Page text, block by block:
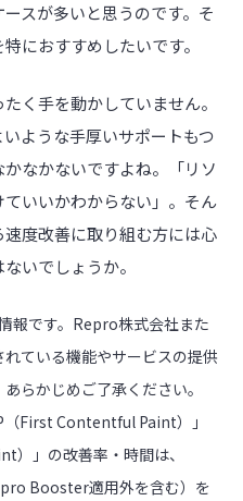
スが多いと思うのです。そ
におすすめしたいです。
く手を動かしていません。
ような手厚いサポートもつ
なかないですよね。「リソ
いいかわからない」。そん
度改善に取り組む方には心
いでしょうか。
報です。Repro株式会社また
ている機能やサービスの提供
らかじめご了承ください。
First Contentful Paint）」
）」の改善率・時間は、
Booster適用外を含む）を